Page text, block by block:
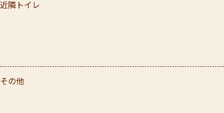
近隣トイレ
その他